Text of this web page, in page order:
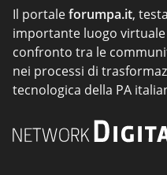
Il portaleforumpa.it,
importante luogo
confronto tra le
nei processi di
tecnologica della PA